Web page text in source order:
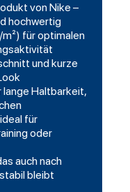
von Nike –
hochwertig
für optimalen
und kurze
Haltbarkeit,
für
oder
auch nach
bleibt